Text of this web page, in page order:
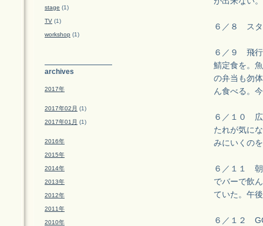
６／８ スタ
６／９ 飛行
鯖定食を。
の弁当も勿
ん食べる。
６／１０ 広
たれが気に
みにいくの
６／１１ 朝
でバーで飲
ていた。午
６／１２
stage (1)
TV (1)
workshop (1)
archives
2017年
2017年02月 (1)
2017年01月 (1)
2016年
2015年
2014年
2013年
2012年
2011年
2010年